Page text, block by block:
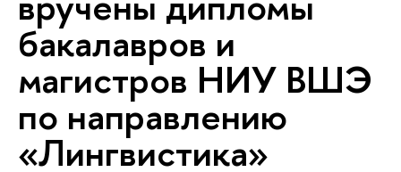
бакалавров и
магистров НИУ ВШЭ
по направлению
«Лингвистика»